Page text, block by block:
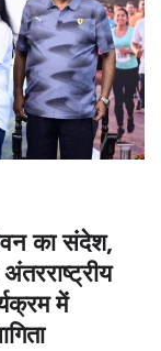
का संदेश,
में